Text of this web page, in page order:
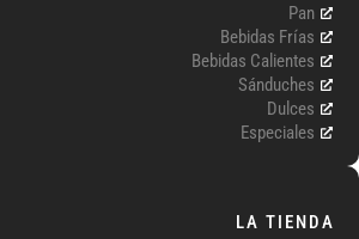
Pan
Bebidas Frías
Bebidas Calientes
Sánduches
Dulces
Especiales
LA TIENDA